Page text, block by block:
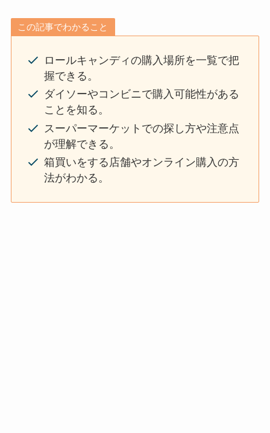
この記事でわかること
ロールキャンディの購入場所を一覧で把
握できる。
ダイソーやコンビニで購入可能性がある
ことを知る。
スーパーマーケットでの探し方や注意点
が理解できる。
箱買いをする店舗やオンライン購入の方
法がわかる。